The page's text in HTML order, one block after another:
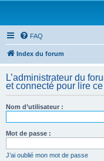
FAQ
Index du forum
L’administrateur du
et connecté pour lire ce
Nom d’utilisateur :
Mot de passe :
J’ai oublié mon mot de passe